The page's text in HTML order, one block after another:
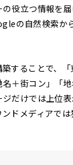
役立つ情報を
の自然検索か
築することで、
＋街コン」「
だけでは上位
ドメディアで